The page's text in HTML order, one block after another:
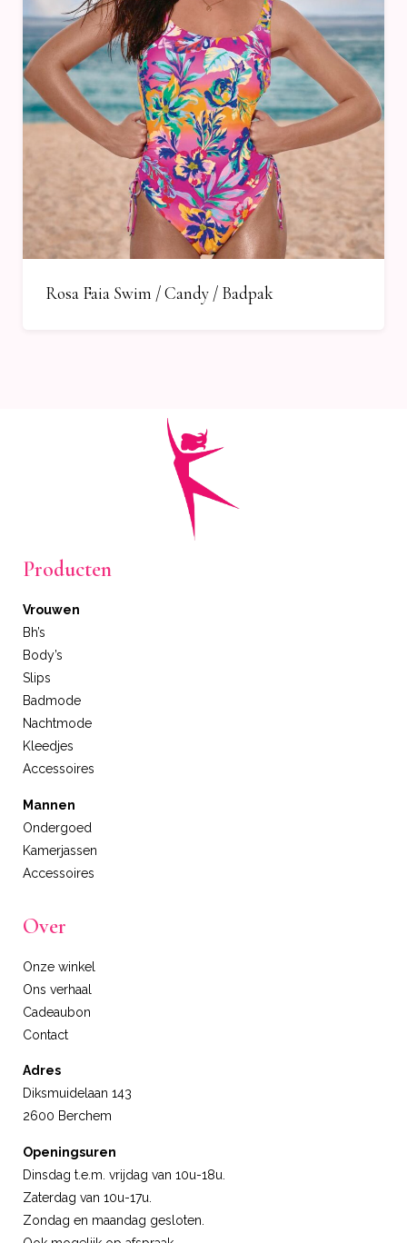
Rosa Faia Swim / Candy / Badpak
Producten
Vrouwen
Bh’s
Body’s
Slips
Badmode
Nachtmode
Kleedjes
Accessoires
Mannen
Ondergoed
Kamerjassen
Accessoires
Over
Onze winkel
Ons verhaal
Cadeaubon
Contact
Adres
Diksmuidelaan 143
2600 Berchem
Openingsuren
Dinsdag t.e.m. vrijdag van 10u-18u.
Zaterdag van 10u-17u.
Zondag en maandag gesloten.